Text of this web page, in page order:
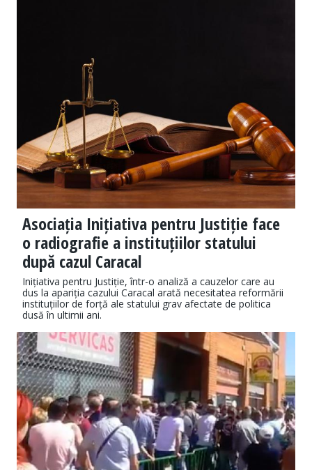
Asociația Inițiativa pentru Justiție face
o radiografie a instituțiilor statului
după cazul Caracal
Inițiativa pentru Justiție, într-o analiză a cauzelor care au
dus la apariția cazului Caracal arată necesitatea reformării
instituțiilor de forță ale statului grav afectate de politica
dusă în ultimii ani.